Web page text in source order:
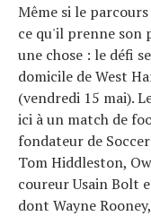
Même si le
ce qu'il prenne son
une chose : le défi
domicile de West
(vendredi 15 mai).
ici à un match de
fondateur de
Tom Hiddleston,
coureur Usain Bolt
dont Wayne